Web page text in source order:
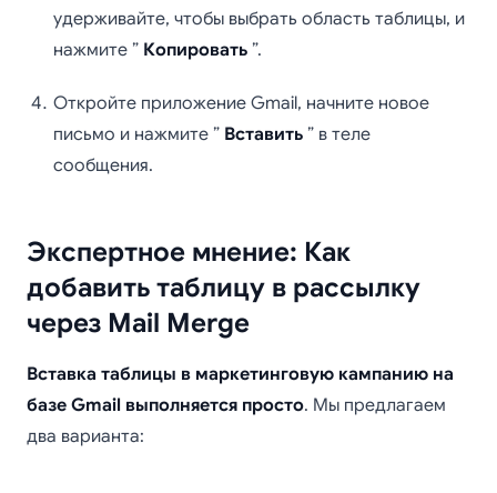
удерживайте, чтобы выбрать область таблицы, и
нажмите ” Копировать ”.
Откройте приложение Gmail, начните новое
письмо и нажмите ” Вставить ” в теле
сообщения.
Экспертное мнение: Как
добавить таблицу в рассылку
через Mail Merge
Вставка таблицы в маркетинговую кампанию на
базе Gmail выполняется просто. Мы предлагаем
два варианта: